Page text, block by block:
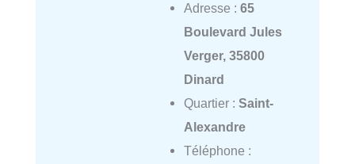
Adresse : 65
Boulevard Jules
Verger, 35800
Dinard
Quartier : Saint-
Alexandre
Téléphone :